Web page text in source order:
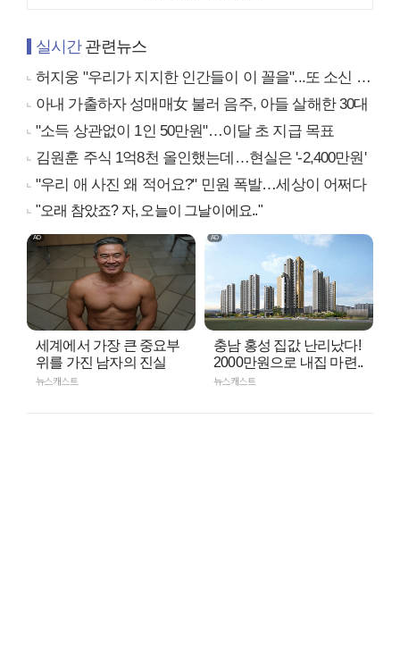
실시간관련뉴스
허지웅 "우리가 지지한 인간들이 이 꼴을"...또 소신 발언
아내 가출하자 성매매女 불러 음주, 아들 살해한 30대
"소득 상관없이 1인 50만원"…이달 초 지급 목표
김원훈 주식 1억8천 올인했는데…현실은 '-2,400만원'
"우리 애 사진 왜 적어요?" 민원 폭발…세상이 어쩌다
"오래 참았죠? 자, 오늘이 그날이에요.."
세계에서 가장 큰 중요부
위를 가진 남자의 진실
뉴스캐스트
충남 홍성 집값 난리났다!
2000만원으로 내집 마련..
뉴스캐스트